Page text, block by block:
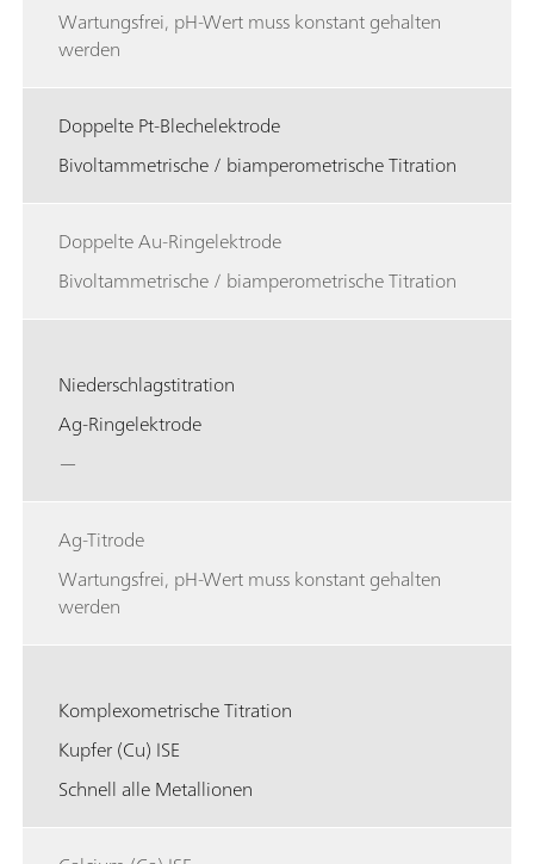
Wartungsfrei, pH-Wert muss konstant gehalten
werden
Doppelte Pt-Blechelektrode
Bivoltammetrische / biamperometrische Titration
Doppelte Au-Ringelektrode
Bivoltammetrische / biamperometrische Titration
Niederschlagstitration
Ag-Ringelektrode
—
Ag-Titrode
Wartungsfrei, pH-Wert muss konstant gehalten
werden
Komplexometrische Titration
Kupfer (Cu) ISE
Schnell alle Metallionen